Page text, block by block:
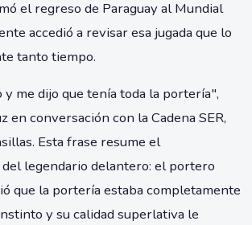
el regreso de Paraguay al Mundial
accedió a revisar esa jugada que lo
tanto tiempo.
y me dijo que tenía toda la portería",
en conversación con la Cadena SER,
Esta frase resume el
legendario delantero: el portero
que la portería estaba completamente
y su calidad superlativa le